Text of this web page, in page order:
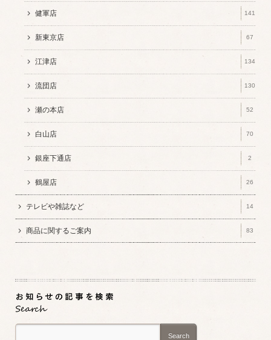
健軍店 141
新東京店 67
江津店 134
流団店 130
瀬の本店 52
白山店 70
銀座下通店 2
鶴屋店 26
テレビや雑誌など 14
商品に関するご案内 83
Search